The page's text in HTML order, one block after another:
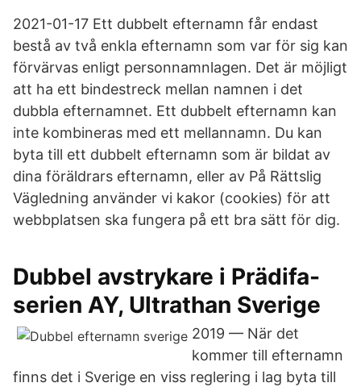
2021-01-17 Ett dubbelt efternamn får endast
bestå av två enkla efternamn som var för sig kan
förvärvas enligt personnamnlagen. Det är möjligt
att ha ett bindestreck mellan namnen i det
dubbla efternamnet. Ett dubbelt efternamn kan
inte kombineras med ett mellannamn. Du kan
byta till ett dubbelt efternamn som är bildat av
dina föräldrars efternamn, eller av På Rättslig
Vägledning använder vi kakor (cookies) för att
webbplatsen ska fungera på ett bra sätt för dig.
Dubbel avstrykare i Prädifa-
serien AY, Ultrathan Sverige
2019 — När det
kommer till efternamn
finns det i Sverige en viss reglering i lag byta till